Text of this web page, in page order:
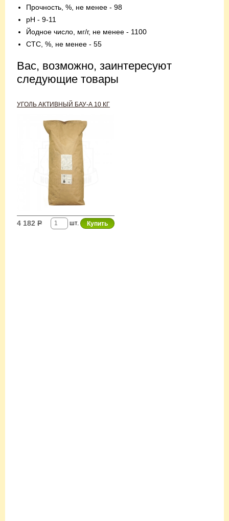
Прочность, %, не менее - 98
pH - 9-11
Йодное число, мг/г, не менее - 1100
СТС, %, не менее - 55
Вас, возможно, заинтересуют
следующие товары
УГОЛЬ АКТИВНЫЙ БАУ-А 10 КГ
шт.
4 182 Р